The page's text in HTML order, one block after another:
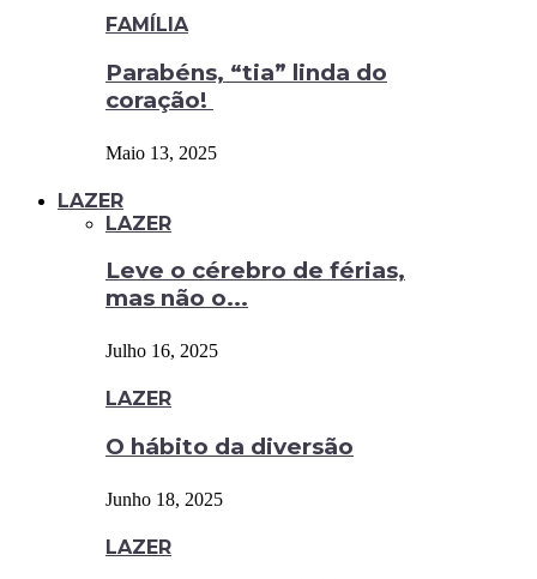
FAMÍLIA
Parabéns, “tia” linda do
coração!
Maio 13, 2025
LAZER
LAZER
Leve o cérebro de férias,
mas não o...
Julho 16, 2025
LAZER
O hábito da diversão
Junho 18, 2025
LAZER